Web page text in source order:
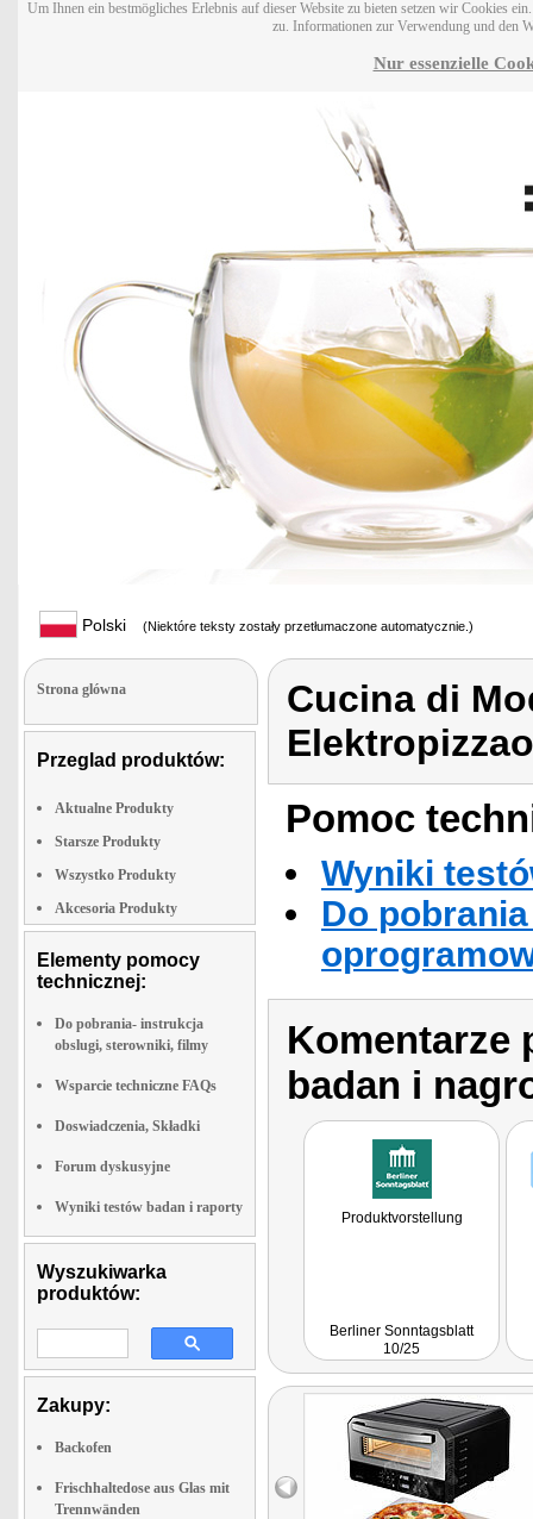
Um Ihnen ein bestmögliches Erlebnis auf dieser Website zu bieten setzen wir Cookies
zu. Informationen zur Verwendung und den
Nur essenzielle
Polski (Niektóre teksty zostały przetłumaczone automatycznie.)
Strona glówna
Przeglad produktów:
Aktualne Produkty
Starsze Produkty
Wszystko Produkty
Akcesoria Produkty
Elementy pomocy
technicznej:
Do pobrania- instrukcja
obslugi, sterowniki, filmy
Wsparcie techniczne FAQs
Doswiadczenia, Składki
Forum dyskusyjne
Wyniki testów badan i raporty
Wyszukiwarka
produktów:
Zakupy:
Backofen
Frischhaltedose aus Glas mit
Trennwänden
Cucina di
Pomoc
Wyniki
Do
Komentarze
badan i
Produktvorstellung
Berliner Sonntagsblatt
10/25